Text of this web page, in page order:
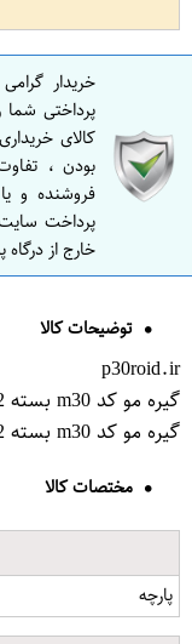
خریدار
پرداختی
کالای
بودن ،
فروشنده و
پرداخت
خارج از
توضیحات کالا
p30roid.ir
گیره مو کد m30 بسته 2 عددی تک سایز
گیره مو کد m30 بسته 2 عددی تک سایز
مختصات کالا
پارچه